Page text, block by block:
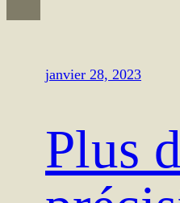
janvier 28, 2023
Plus